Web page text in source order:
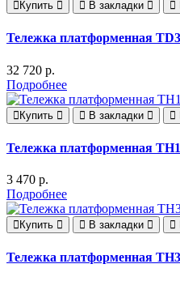
Купить В закладки
Тележка платформенная
32 720 р.
Подробнее
Купить В закладки
Тележка платформенная
3 470 р.
Подробнее
Купить В закладки
Тележка платформенная